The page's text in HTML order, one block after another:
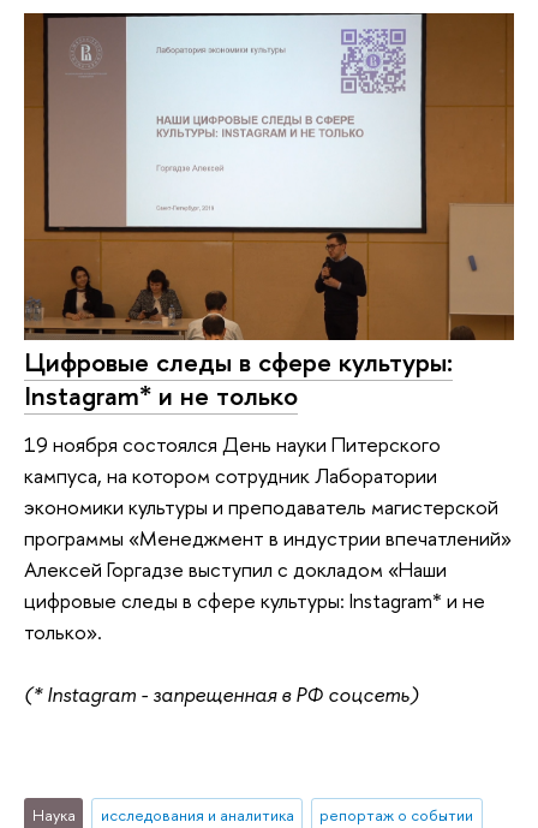
Цифровые следы в сфере культуры:
Instagram* и не только
19 ноября состоялся День науки Питерского
кампуса, на котором сотрудник Лаборатории
экономики культуры и преподаватель магистерской
программы «Менеджмент в индустрии впечатлений»
Алексей Горгадзе выступил с докладом «Наши
цифровые следы в сфере культуры: Instagram* и не
только».
(* Instagram - запрещенная в РФ соцсеть)
Наука исследования и аналитика
репортаж о событии